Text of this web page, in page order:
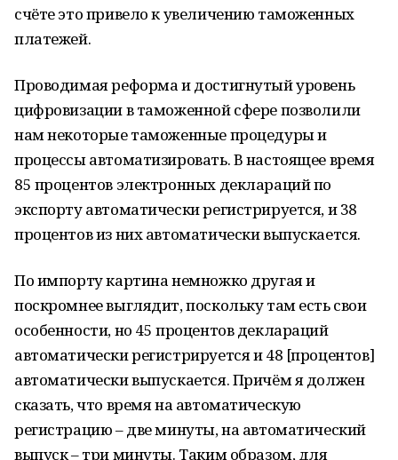
счёте это привело к увеличению таможенных
платежей.
Проводимая реформа и достигнутый уровень
цифровизации в таможенной сфере позволили
нам некоторые таможенные процедуры и
процессы автоматизировать. В настоящее время
85 процентов электронных деклараций по
экспорту автоматически регистрируется, и 38
процентов из них автоматически выпускается.
По импорту картина немножко другая и
поскромнее выглядит, поскольку там есть свои
особенности, но 45 процентов деклараций
автоматически регистрируется и 48 [процентов]
автоматически выпускается. Причём я должен
сказать, что время на автоматическую
регистрацию – две минуты, на автоматический
выпуск – три минуты. Таким образом, для